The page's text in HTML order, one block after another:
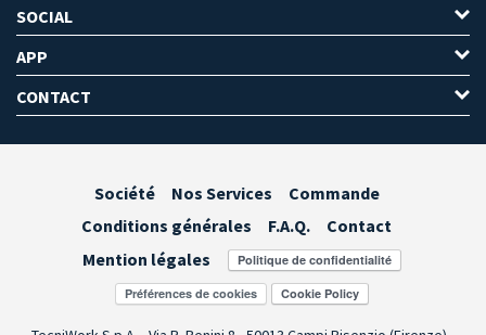
SOCIAL
APP
CONTACT
Société Nos Services
Commande
Conditions générales
F.A.Q.
Contact
Mention légales
Préférences de cookies